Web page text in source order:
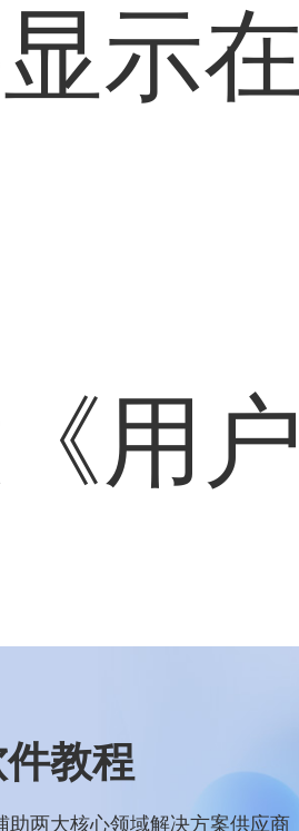
示
《用
教程
助两大核心领域解决方案供应商